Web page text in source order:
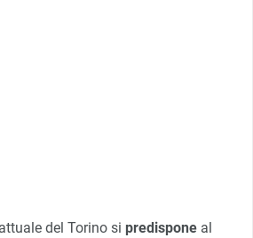
del Torino si predispone al